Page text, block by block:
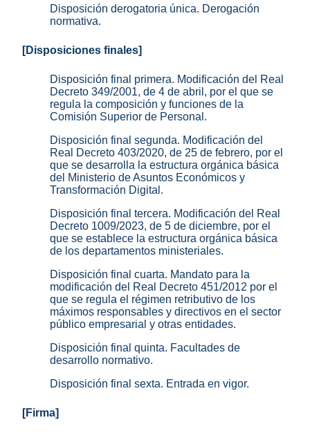
Disposición derogatoria única. Derogación
normativa.
[Disposiciones finales]
Disposición final primera. Modificación del Real
Decreto 349/2001, de 4 de abril, por el que se
regula la composición y funciones de la
Comisión Superior de Personal.
Disposición final segunda. Modificación del
Real Decreto 403/2020, de 25 de febrero, por el
que se desarrolla la estructura orgánica básica
del Ministerio de Asuntos Económicos y
Transformación Digital.
Disposición final tercera. Modificación del Real
Decreto 1009/2023, de 5 de diciembre, por el
que se establece la estructura orgánica básica
de los departamentos ministeriales.
Disposición final cuarta. Mandato para la
modificación del Real Decreto 451/2012 por el
que se regula el régimen retributivo de los
máximos responsables y directivos en el sector
público empresarial y otras entidades.
Disposición final quinta. Facultades de
desarrollo normativo.
Disposición final sexta. Entrada en vigor.
[Firma]